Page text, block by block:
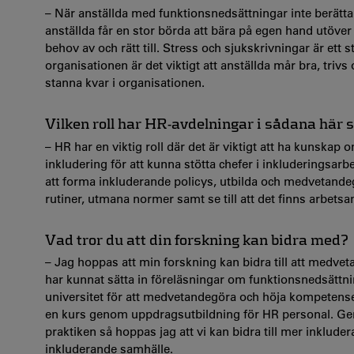
– När anställda med funktionsnedsättningar inte
anställda får en stor börda att bära på egen hand
behov av och rätt till. Stress och sjukskrivningar är ett
organisationen är det viktigt att anställda mår bra,
stanna kvar i organisationen.
Vilken roll har HR-avdelningar i sådana här
– HR har en viktig roll där det är viktigt att ha kunskap
inkludering för att kunna stötta chefer i
att forma inkluderande policys, utbilda och
rutiner, utmana normer samt se till att det finns
Vad tror du att din forskning kan bidra med?
– Jag hoppas att min forskning kan bidra till att
har kunnat sätta in föreläsningar om
universitet för att medvetandegöra och höja
en kurs genom uppdragsutbildning för HR personal.
praktiken så hoppas jag att vi kan bidra till mer
inkluderande samhälle.